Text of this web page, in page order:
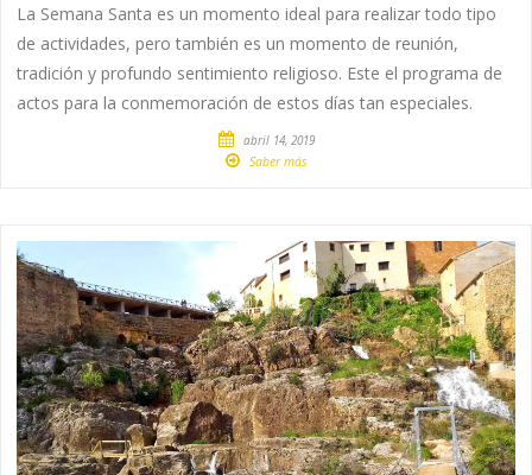
La Semana Santa es un momento ideal para realizar todo tipo
de actividades, pero también es un momento de reunión,
tradición y profundo sentimiento religioso. Este el programa de
actos para la conmemoración de estos días tan especiales.
abril 14, 2019
Saber más